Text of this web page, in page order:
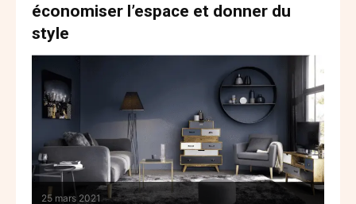
économiser l’espace et donner du
style
25 mars 2021